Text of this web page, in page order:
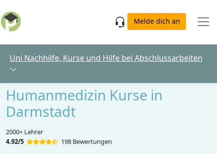
Melde dich an
Uni Nachhilfe, Kurse und Hilfe bei Abschlussarbeiten
Humanmedizin Kurse in
Darmstadt
2000+ Lehrer
4.92/5
198 Bewertungen